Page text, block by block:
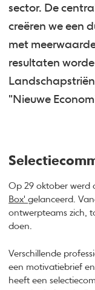
sector. De
creëren we een
met
resultaten
"Nieuwe
Op 29 oktober werd
Box'gelanceerd.
ontwerpteams zich,
doen.
Verschillende
een motivatiebrief
heeft een